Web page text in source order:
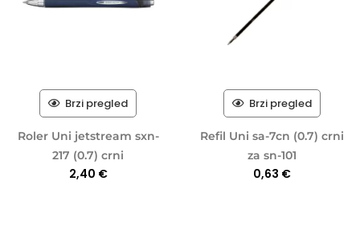
Brzi pregled
Roler Uni jetstream sxn-
217 (0.7) crni
2,40 €
Brzi pregled
Refil Uni sa-7cn (0.7) crni
za sn-101
0,63 €